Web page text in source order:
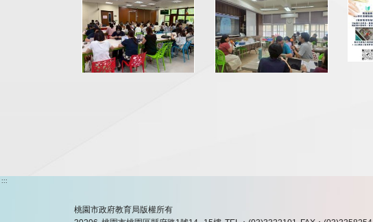
:::
桃園市政府教育局版權所有